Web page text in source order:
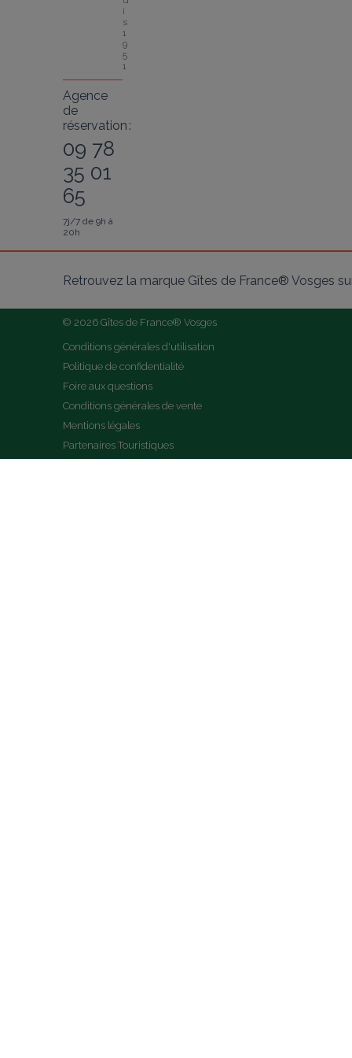
i
s
1
9
5
1
Agence
de
réservation :
09 78
35 01
65
7j/7 de 9h à
20h
Retrouvez la marque Gîtes de France® Vosges
© 2026 Gîtes de France® Vosges
Conditions générales d'utilisation
Politique de confidentialité
Foire aux questions
Conditions générales de vente
Mentions légales
Partenaires Touristiques